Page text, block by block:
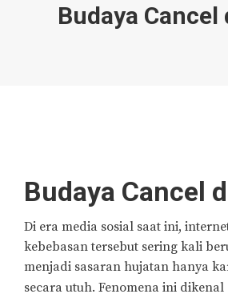
Budaya
Budaya Cancel
Di era media sosial saat ini,
kebebasan tersebut sering kali
menjadi sasaran hujatan hanya
secara utuh. Fenomena ini dikenal